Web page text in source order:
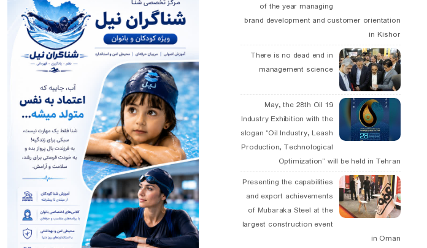
of the year managing
brand development and customer orientation
in Kishor
There is no dead end in
management science
19 May, the 28th Oil
Industry Exhibition with the
slogan “Oil Industry, Leash
Production, Technological
Optimization” will be held in Tehran
Presenting the capabilities
and export achievements
of Mubaraka Steel at the
largest construction event
in Oman